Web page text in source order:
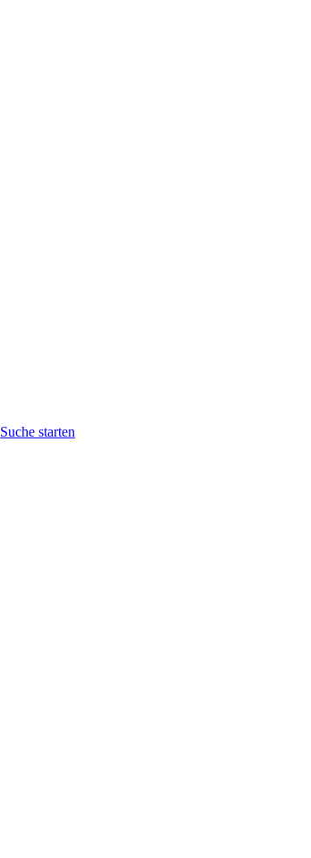
Suche starten